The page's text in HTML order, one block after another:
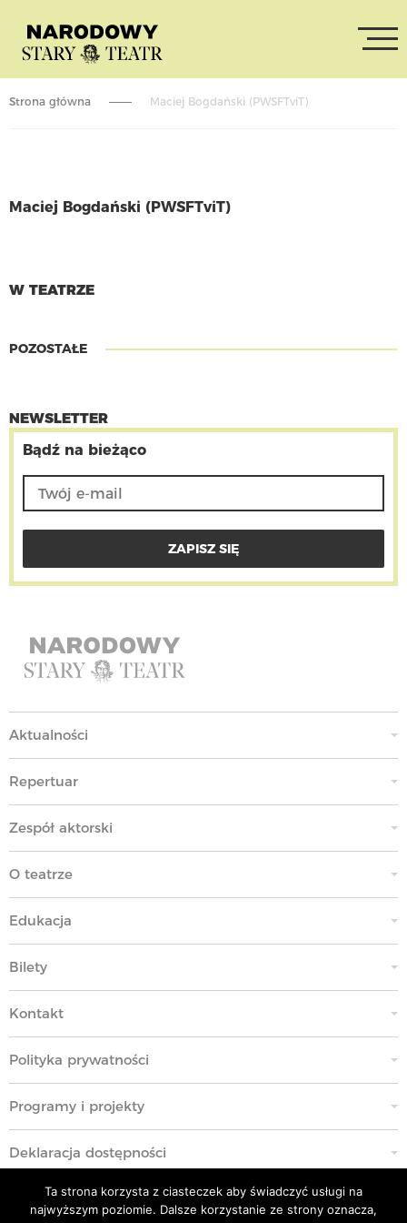
Strona główna Maciej Bogdański (PWSFTviT)
Maciej Bogdański (PWSFTviT)
CZYTAJ WIĘCEJ
W TEATRZE
POZOSTAŁE
NEWSLETTER
Bądź na bieżąco
Aktualności
Repertuar
Zespół aktorski
O teatrze
Edukacja
Bilety
Kontakt
Polityka prywatności
Programy i projekty
Deklaracja dostępności
Standardy Ochrony Małoletnich
Ta strona korzysta z ciasteczek aby świadczyć usługi na
najwyższym poziomie. Dalsze korzystanie ze strony oznacza,